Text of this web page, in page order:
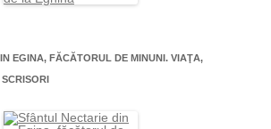
EGINA, FĂCĂTORUL DE MINUNI. VIAŢA,